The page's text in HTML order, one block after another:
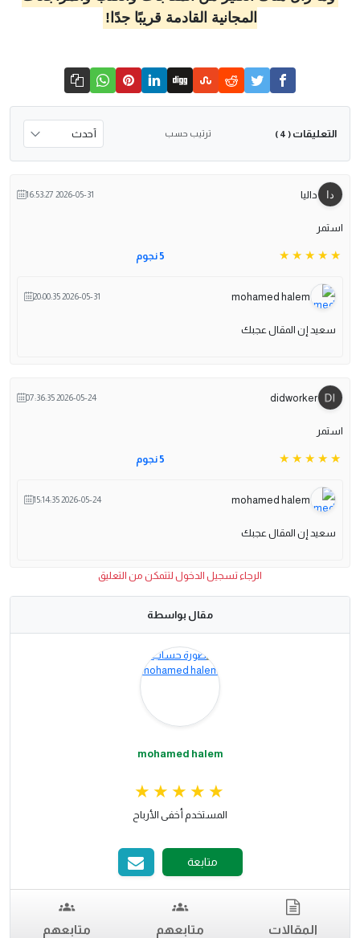
المجانية القادمة قريبًا جدًا!
التعليقات ( 4 ) ترتيب حسب
داليا 2026-05-31 16:53:27
استمر
5 نجوم
mohamed halem
2026-05-31 20:00:35
سعيد إن المقال عجبك
didworker
2026-05-24 07:36:35
استمر
5 نجوم
mohamed halem
2026-05-24 15:14:35
سعيد إن المقال عجبك
الرجاء تسجيل الدخول لتتمكن من التعليق
مقال بواسطة
mohamed halem
المستخدم أخفى الأرباح
متابعة
المقالات متابعهم متابعهم